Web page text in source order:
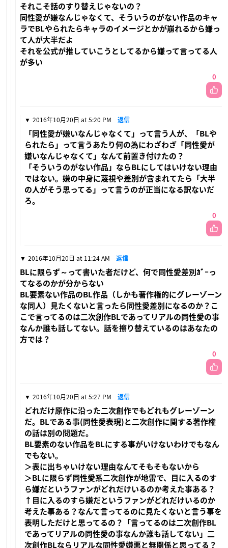
それこそ話のすり替えじゃないの？
同性愛が嫌なんじゃなくて、そういうのがない作品のキャ
ラでBLやられたらキャラのイメージとかが崩れるから嫌っ
て人が大半だよ
それを公式が推していこうとしてるから嫌って言ってる人
が多い
0
2016年10月20日 at 5:20 PM 返信
「同性愛が嫌いなんじゃなくて」って言う人が、「BLや
られたら」って言うあたり何の為にわざわざ「同性愛が
嫌いなんじゃなくて」なんて前置き付けたの？
「そういうのがない作品」ならBLにしてはいけない理由
ではない。嫌の中身に蔑視や差別が含まれてたら「大半
の人がそう思ってる」って言うのが正当になる訳ないだ
ろ。
0
2016年10月20日 at 11:24 AM 返信
BLに限らず～って書いた者だけど、何で同性愛差別ｶﾞｰっ
てなるのかが分からない
BL要素ない作品のBL作品（しかも著作権的にグレーゾーン
な同人）見たくないと言ったら同性愛差別になるのか？こ
こで言ってるのは二次創作BLであってリアルの同性愛の事
なんか誰も話してない。話を擦り替えているのはあなたの
方では？
0
2016年10月20日 at 5:27 PM 返信
どれだけ原作に沿った二次創作でもどれもグレーゾーン
だ。BLである事(同性愛表現)と二次創作に関する著作権
の話は別の問題だ。
BL要素のない作品をBLにする事がいけないわけでもなん
でもない。
＞表に出ちゃいけない理由なんてそもそもないから
＞BLに限らず同性愛系二次創作が地雷で、目に入るのす
ら嫌だというファンがどれだけいるのか考えた事ある？
↑目に入るのすら嫌だというファンがどれだけいるのか
考えた事ある？なんて言ってるのに見たくないと言う事を
表明しただけと思ってるの？「言ってるのは二次創作BL
であってリアルの同性愛の事なんか誰も話してない」二
次創作BLならリアルな同性愛嫌悪と無関係と思ってる？